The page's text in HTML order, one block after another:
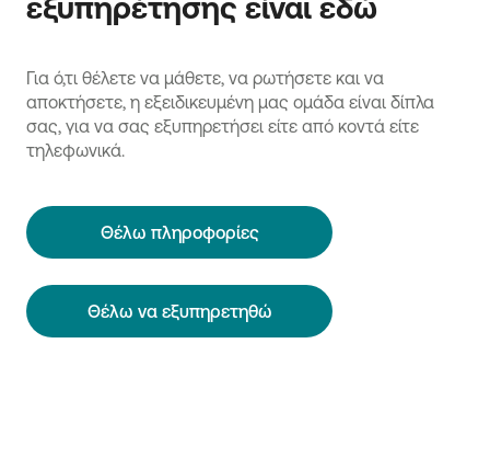
Για ό,τι θέλετε να μάθετε, να ρωτήσετε και να
αποκτήσετε, η εξειδικευμένη μας ομάδα είναι δίπλα
σας, για να σας εξυπηρετήσει είτε από κοντά είτε
τηλεφωνικά.
Θέλω πληροφορίες
Θέλω να εξυπηρετηθώ